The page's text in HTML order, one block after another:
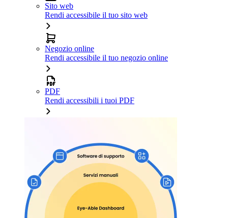
Sito web
Rendi accessibile il tuo sito web
Negozio online
Rendi accessibile il tuo negozio online
PDF
Rendi accessibili i tuoi PDF